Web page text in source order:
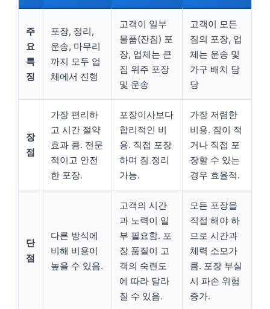
주
요
특
징
포장, 정리,
운송, 마무리
까지 모두 업
체에서 진행
고객이 일부
물품(잔짐) 포
장, 업체는 큰
짐 위주 포장
및 운송
고객이 모든
짐의 포장, 업
체는 운송 및
가구 배치 담
당
장
점
가장 편리하
고 시간 절약
효과 큼. 전문
적이고 안전
한 포장.
포장이사보다
합리적인 비
용. 직접 포장
하며 짐 정리
가능.
가장 저렴한
비용. 짐이 적
거나 직접 포
장할 수 있는
경우 효율적.
단
점
다른 방식에
비해 비용이
높을 수 있음.
고객의 시간
과 노력이 일
부 필요함. 포
장 품질이 고
객의 숙련도
에 따라 달라
질 수 있음.
모든 포장을
직접 해야 하
므로 시간과
체력 소모가
큼. 포장 부실
시 파손 위험
증가.